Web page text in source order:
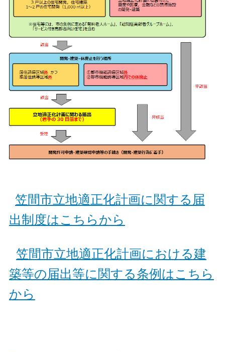
笠間市立地適正化計画に関する届
出制度はこちらから
笠間市立地適正化計画における建
築等の届出等に関する条例はこちら
から